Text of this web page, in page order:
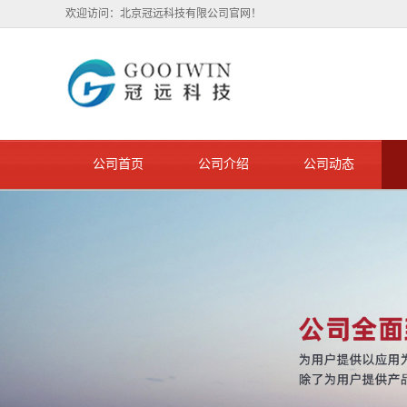
欢迎访问：北京冠远科技有限公司官网！
公司首页 公司介绍 公司动态